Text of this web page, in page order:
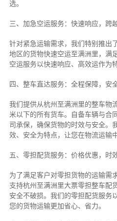
选。
三、加急空运服务：快速响应，跨
针对紧急运输需求，我们特别推出
地区的货物快速空运至满洲里，满
空运服务以快速响应、高效运作为
四、整车直达服务：全程保障，安
我们提供从杭州至满洲里的整车物
米以下的所有货车。自备车辆与合
司承保，确保货物的时效与安全。
效、安全为特点，让您在物流运输
五、零担配货服务：价格优惠，时
为了满足客户对零担货物的运输需
支持杭州至满洲里大票零担整车配
安全不破损。我们的零担配货服务
您的货物运输更加省心、省力。